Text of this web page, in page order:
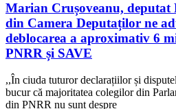
Marian Crușoveanu, deputat
din Camera Deputaților ne
deblocarea a aproximativ 6
PNRR și SAVE
,,În ciuda tuturor declarațiilor și
bucur că majoritatea colegilor din
din PNRR nu sunt despre